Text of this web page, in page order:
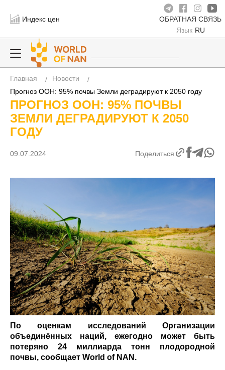
Индекс цен ОБРАТНАЯ СВЯЗЬ
Язык RU
Главная
Новости
Прогноз ООН: 95% почвы Земли деградируют к 2050 году
ПРОГНОЗ ООН: 95% ПОЧВЫ
ЗЕМЛИ ДЕГРАДИРУЮТ К 2050
ГОДУ
09.07.2024 Поделиться
По оценкам исследований Организации
объединённых наций, ежегодно может быть
потеряно 24 миллиарда тонн плодородной почвы,
сообщаетWorld of NAN .